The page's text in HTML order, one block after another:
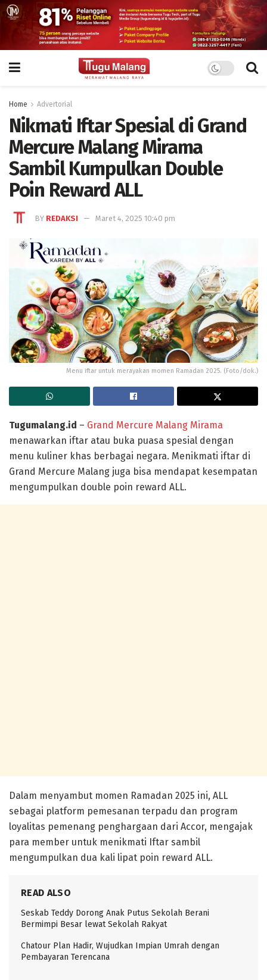
Home Advertorial
Nikmati Iftar Spesial di Grand
Mercure Malang Mirama
Sambil Kumpulkan Double
Poin Reward ALL
BY REDAKSI Maret 4, 2025 10:40 pm
Menu iftar untuk merayakan momen Ramadan 2025. (Foto/dok.)
Tugumalang.id – Grand Mercure Malang Mirama
menawarkan iftar atau buka puasa spesial dengan
menu kuliner khas berbagai negara. Menikmati iftar di
Grand Mercure Malang juga bisa mendapat kesempatan
mengumpulkan double poin reward ALL.
Dalam menyambut momen Ramadan 2025 ini, ALL
sebagai platform pemesanan terpadu dan program
loyalitas pemenang penghargaan dari Accor, mengajak
para member untuk menikmati Iftar sambil
mengumpulkan dua kali lipat poin reward ALL.
READ ALSO
Seskab Teddy Dorong Anak Putus Sekolah Berani
Bermimpi Besar lewat Sekolah Rakyat
Chatour Plan Hadir, Wujudkan Impian Umrah dengan
Pembayaran Terencana